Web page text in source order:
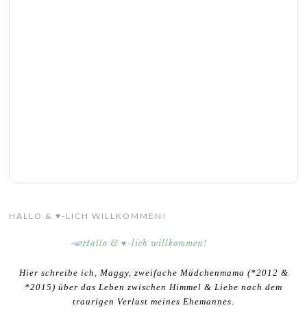
HALLO & ♥-LICH WILLKOMMEN!
Hier schreibe ich, Maggy, zweifache Mädchenmama (*2012 &
*2015) über das Leben zwischen Himmel & Liebe nach dem
traurigen Verlust meines Ehemannes.